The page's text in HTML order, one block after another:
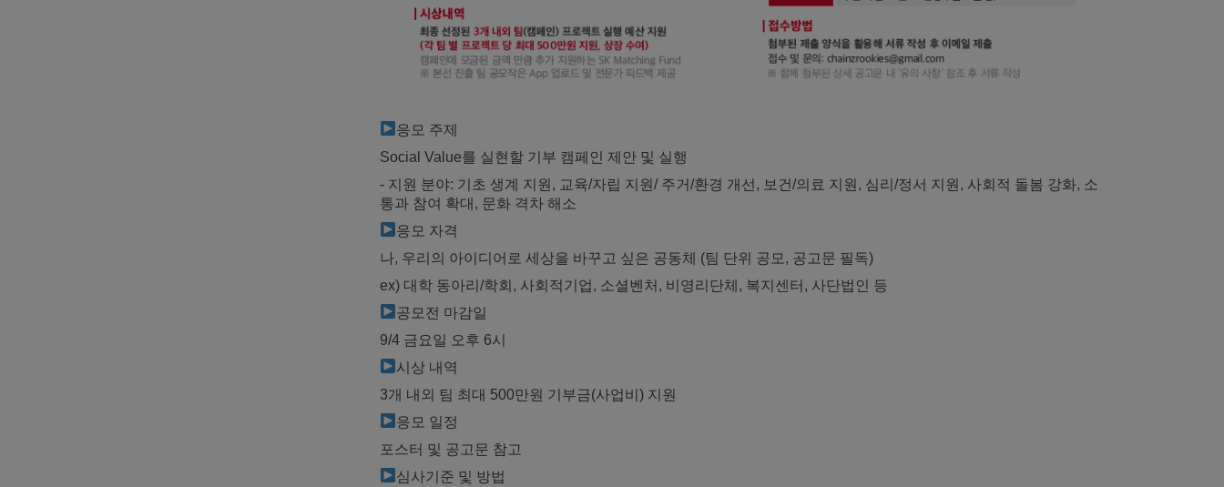
응모 주제
Social Value를 실현할 기부 캠페인 제안 및 실행
- 지원 분야: 기초 생계 지원, 교육/자립 지원/ 주거/환경 개선, 보건/의료 지원, 심리/정서 지원, 사회적 돌봄 강화, 소
통과 참여 확대, 문화 격차 해소
응모 자격
나, 우리의 아이디어로 세상을 바꾸고 싶은 공동체 (팀 단위 공모, 공고문 필독)
ex) 대학 동아리/학회, 사회적기업, 소셜벤처, 비영리단체, 복지센터, 사단법인 등
공모전 마감일
9/4 금요일 오후 6시
시상 내역
3개 내외 팀 최대 500만원 기부금(사업비) 지원
응모 일정
포스터 및 공고문 참고
심사기준 및 방법